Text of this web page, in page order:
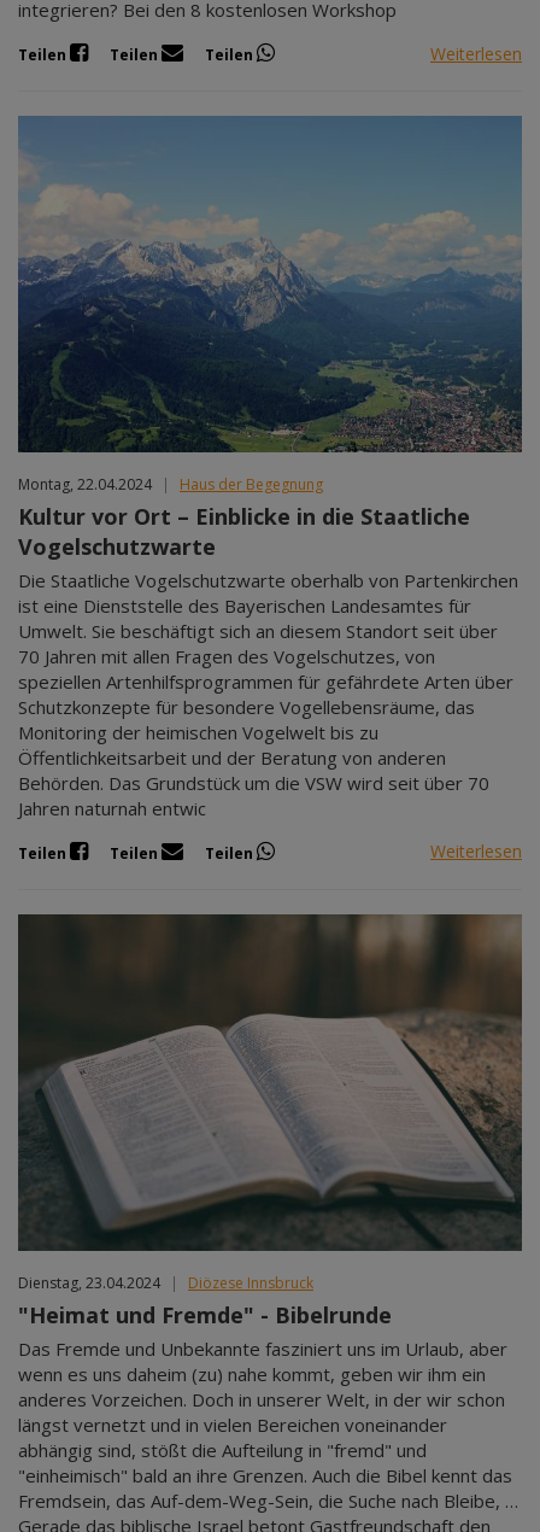
integrieren? Bei den 8 kostenlosen Workshop
Teilen Teilen Teilen Weiterlesen
Montag, 22.04.2024 | Haus der Begegnung
Kultur vor Ort – Einblicke in die Staatliche
Vogelschutzwarte
Die Staatliche Vogelschutzwarte oberhalb von Partenkirchen
ist eine Dienststelle des Bayerischen Landesamtes für
Umwelt. Sie beschäftigt sich an diesem Standort seit über
70 Jahren mit allen Fragen des Vogelschutzes, von
speziellen Artenhilfsprogrammen für gefährdete Arten über
Schutzkonzepte für besondere Vogellebensräume, das
Monitoring der heimischen Vogelwelt bis zu
Öffentlichkeitsarbeit und der Beratung von anderen
Behörden. Das Grundstück um die VSW wird seit über 70
Jahren naturnah entwic
Teilen Teilen Teilen Weiterlesen
Dienstag, 23.04.2024 | Diözese Innsbruck
"Heimat und Fremde" - Bibelrunde
Das Fremde und Unbekannte fasziniert uns im Urlaub, aber
wenn es uns daheim (zu) nahe kommt, geben wir ihm ein
anderes Vorzeichen. Doch in unserer Welt, in der wir schon
längst vernetzt und in vielen Bereichen voneinander
abhängig sind, stößt die Aufteilung in "fremd" und
"einheimisch" bald an ihre Grenzen. Auch die Bibel kennt das
Fremdsein, das Auf-dem-Weg-Sein, die Suche nach Bleibe, …
Gerade das biblische Israel betont Gastfreundschaft den